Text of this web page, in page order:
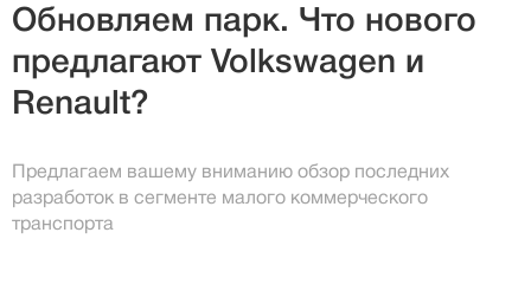
Обновляем парк. Что нового
предлагают Volkswagen и
Renault?
Предлагаем вашему вниманию обзор последних
разработок в сегменте малого коммерческого
транспорта